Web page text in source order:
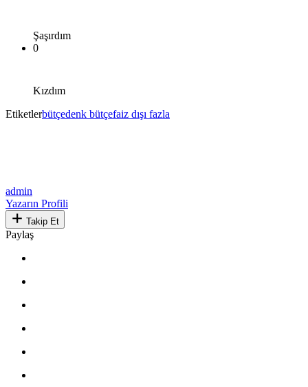
Şaşırdım
0
Kızdım
Etiketlerbütçedenk bütçefaiz dışı fazla
admin
Yazarın Profili
Takip Et
Paylaş